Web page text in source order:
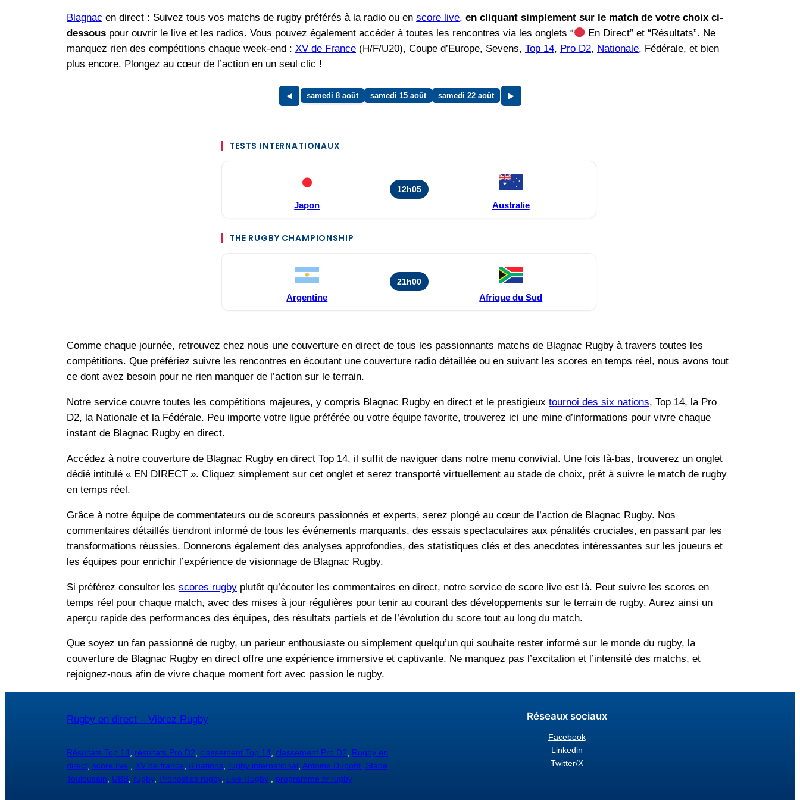
Blagnac en direct : Suivez tous vos matchs de rugby préférés à la radio ou en score live, en cliquant simplement sur le match de votre choix ci-
dessous pour ouvrir le live et les radios. Vous pouvez également accéder à toutes les rencontres via les onglets “
En Direct” et “Résultats”. Ne
manquez rien des compétitions chaque week-end : XV de France (H/F/U20), Coupe d’Europe, Sevens, Top 14, Pro D2, Nationale, Fédérale, et bien
plus encore. Plongez au cœur de l’action en un seul clic !
◀ samedi 8 août samedi 15 août samedi 22 août ▶
TESTS INTERNATIONAUX
Japon
12h05
Australie
THE RUGBY CHAMPIONSHIP
Argentine
21h00
Afrique du Sud
Comme chaque journée, retrouvez chez nous une couverture en direct de tous les passionnants matchs de Blagnac Rugby à travers toutes les
compétitions. Que préfériez suivre les rencontres en écoutant une couverture radio détaillée ou en suivant les scores en temps réel, nous avons tout
ce dont avez besoin pour ne rien manquer de l’action sur le terrain.
Notre service couvre toutes les compétitions majeures, y compris Blagnac Rugby en direct et le prestigieux tournoi des six nations, Top 14, la Pro
D2, la Nationale et la Fédérale. Peu importe votre ligue préférée ou votre équipe favorite, trouverez ici une mine d’informations pour vivre chaque
instant de Blagnac Rugby en direct.
Accédez à notre couverture de Blagnac Rugby en direct Top 14, il suffit de naviguer dans notre menu convivial. Une fois là-bas, trouverez un onglet
dédié intitulé « EN DIRECT ». Cliquez simplement sur cet onglet et serez transporté virtuellement au stade de choix, prêt à suivre le match de rugby
en temps réel.
Grâce à notre équipe de commentateurs ou de scoreurs passionnés et experts, serez plongé au cœur de l’action de Blagnac Rugby. Nos
commentaires détaillés tiendront informé de tous les événements marquants, des essais spectaculaires aux pénalités cruciales, en passant par les
transformations réussies. Donnerons également des analyses approfondies, des statistiques clés et des anecdotes intéressantes sur les joueurs et
les équipes pour enrichir l’expérience de visionnage de Blagnac Rugby.
Si préférez consulter les scores rugby plutôt qu’écouter les commentaires en direct, notre service de score live est là. Peut suivre les scores en
temps réel pour chaque match, avec des mises à jour régulières pour tenir au courant des développements sur le terrain de rugby. Aurez ainsi un
aperçu rapide des performances des équipes, des résultats partiels et de l’évolution du score tout au long du match.
Que soyez un fan passionné de rugby, un parieur enthousiaste ou simplement quelqu’un qui souhaite rester informé sur le monde du rugby, la
couverture de Blagnac Rugby en direct offre une expérience immersive et captivante. Ne manquez pas l’excitation et l’intensité des matchs, et
rejoignez-nous afin de vivre chaque moment fort avec passion le rugby.
Rugby en direct – Vibrez Rugby
Résultats Top 14 résultats Pro D2 classement Top 14 classement Pro D2
Rugby en
direct score live XV de france 6 nations rugby international Antoine Dupont, Stade
Toulousain
UBB rugby, Pronostics rugby, Live Rugby programme tv rugby
Réseaux sociaux
Facebook
Linkedin
Twitter/X